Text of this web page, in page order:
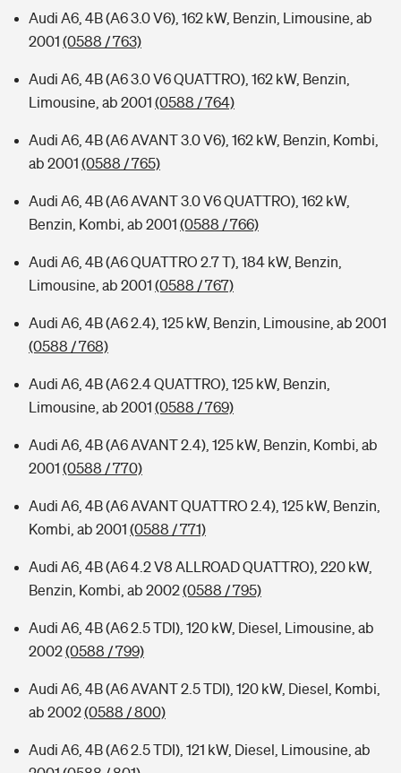
Audi A6, 4B (A6 3.0 V6), 162 kW, Benzin, Limousine, ab
2001 (0588 / 763)
Audi A6, 4B (A6 3.0 V6 QUATTRO), 162 kW, Benzin,
Limousine, ab 2001 (0588 / 764)
Audi A6, 4B (A6 AVANT 3.0 V6), 162 kW, Benzin, Kombi,
ab 2001 (0588 / 765)
Audi A6, 4B (A6 AVANT 3.0 V6 QUATTRO), 162 kW,
Benzin, Kombi, ab 2001 (0588 / 766)
Audi A6, 4B (A6 QUATTRO 2.7 T), 184 kW, Benzin,
Limousine, ab 2001 (0588 / 767)
Audi A6, 4B (A6 2.4), 125 kW, Benzin, Limousine, ab 2001
(0588 / 768)
Audi A6, 4B (A6 2.4 QUATTRO), 125 kW, Benzin,
Limousine, ab 2001 (0588 / 769)
Audi A6, 4B (A6 AVANT 2.4), 125 kW, Benzin, Kombi, ab
2001 (0588 / 770)
Audi A6, 4B (A6 AVANT QUATTRO 2.4), 125 kW, Benzin,
Kombi, ab 2001 (0588 / 771)
Audi A6, 4B (A6 4.2 V8 ALLROAD QUATTRO), 220 kW,
Benzin, Kombi, ab 2002(0588 / 795)
Audi A6, 4B (A6 2.5 TDI), 120 kW, Diesel, Limousine, ab
2002(0588 / 799)
Audi A6, 4B (A6 AVANT 2.5 TDI), 120 kW, Diesel, Kombi,
ab 2002(0588 / 800)
Audi A6, 4B (A6 2.5 TDI), 121 kW, Diesel, Limousine, ab